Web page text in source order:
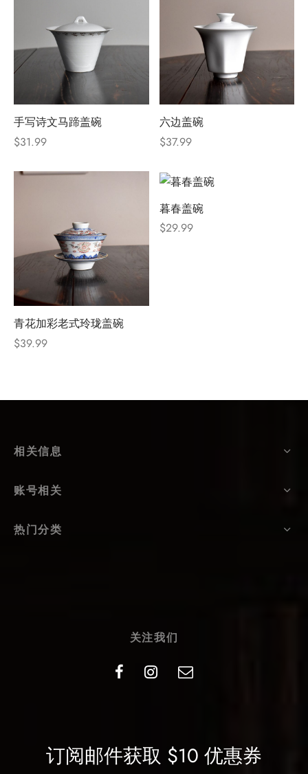
手写诗文马蹄盖碗
$31.99
六边盖碗
$37.99
青花加彩老式玲珑盖碗
$39.99
暮春盖碗
$29.99
相关信息
账号相关
热门分类
关注我们
订阅邮件获取 $10 优惠券